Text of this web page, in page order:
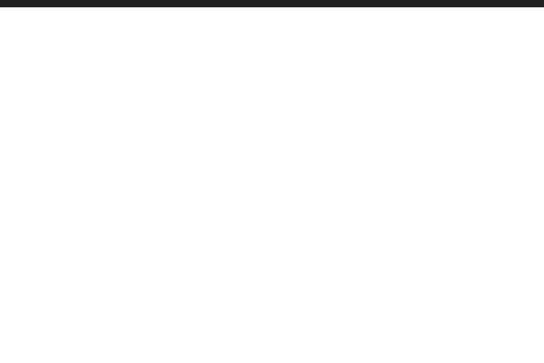
geçebilirsiniz!